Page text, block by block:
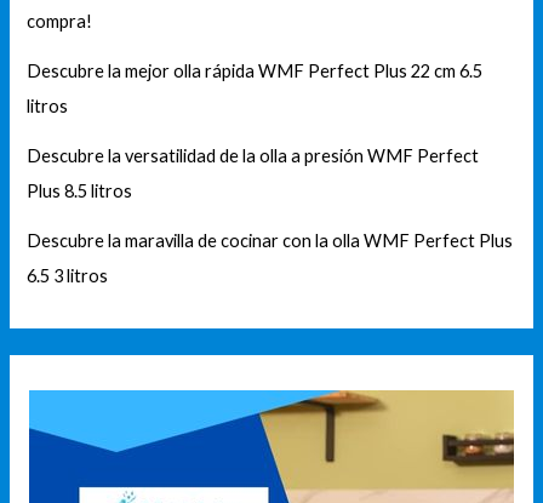
compra!
Descubre la mejor olla rápida WMF Perfect Plus 22 cm 6.5
litros
Descubre la versatilidad de la olla a presión WMF Perfect
Plus 8.5 litros
Descubre la maravilla de cocinar con la olla WMF Perfect Plus
6.5 3 litros